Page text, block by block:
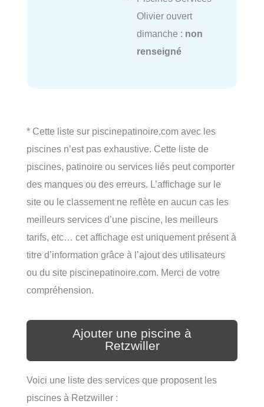
Olivier ouvert
dimanche : non
renseigné
* Cette liste sur piscinepatinoire.com avec les
piscines n’est pas exhaustive. Cette liste de
piscines, patinoire ou services liés peut comporter
des manques ou des erreurs. L’affichage sur le
site ou le classement ne reflète en aucun cas les
meilleurs services d’une piscine, les meilleurs
tarifs, etc… cet affichage est uniquement présent à
titre d’information grâce à l’ajout des utilisateurs
ou du site piscinepatinoire.com. Merci de votre
compréhension.
Ajouter une piscine à
Retzwiller
Voici une liste des services que proposent les
piscines à Retzwiller :